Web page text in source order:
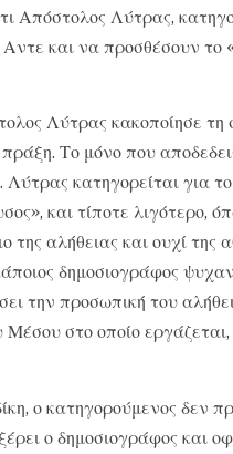
Απόστολος Λύτρας,
και να προσθέσουν το
Λύτρας κακοποίησε τη
Το μόνο που
κατηγορείται για
και τίποτε λιγότερο,
της αλήθειας και ουχί της
δημοσιογράφος
την προσωπική του
Μέσου στο οποίο
ο κατηγορούμενος δεν
ο δημοσιογράφος και